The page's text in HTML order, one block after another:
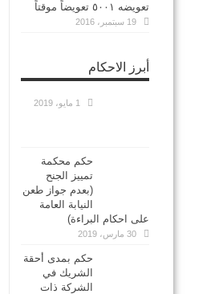
تعويضه ٥٠٠١ تعويضاً موقتاً
19 سبتمبر، 2016
أبرز الاحكام
1 مايو، 2019
حكم محكمة
تمييز الجنح
(بعدم جواز طعن
النيابة العامة
على احكام البراءة)
30 مارس، 2019
حكم بمدى أحقة
الشريك في
الشركة ذات